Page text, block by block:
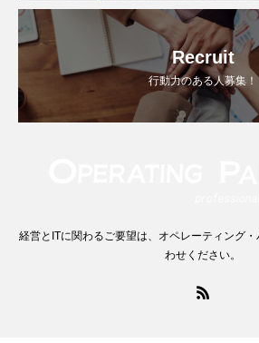
Recruit
行動力のある人募集！
経営とITに関わるご要望は、オペレーティング
わせください。